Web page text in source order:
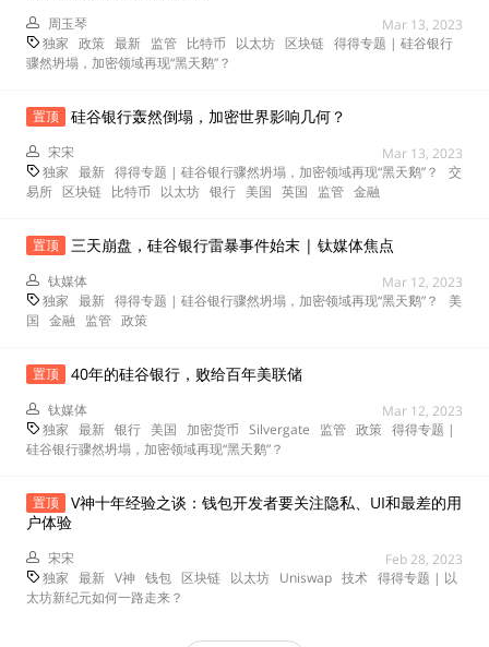
周玉琴
Mar 13, 2023
独家 政策 最新 监管 比特币 以太坊 区块链 得得专题 | 硅谷银行
骤然坍塌，加密领域再现“黑天鹅”？
置顶 硅谷银行轰然倒塌，加密世界影响几何？
宋宋
Mar 13, 2023
独家 最新 得得专题 | 硅谷银行骤然坍塌，加密领域再现“黑天鹅”？
交
易所 区块链 比特币 以太坊 银行 美国 英国 监管 金融
置顶 三天崩盘，硅谷银行雷暴事件始末 | 钛媒体焦点
钛媒体
Mar 12, 2023
独家 最新 得得专题 | 硅谷银行骤然坍塌，加密领域再现“黑天鹅”？
美
国 金融 监管 政策
置顶 40年的硅谷银行，败给百年美联储
钛媒体
Mar 12, 2023
独家 最新 银行 美国 加密货币 Silvergate 监管 政策 得得专题 |
硅谷银行骤然坍塌，加密领域再现“黑天鹅”？
置顶
V神十年经验之谈：钱包开发者要关注隐私、UI和最差的用
户体验
宋宋
Feb 28, 2023
独家 最新 V神 钱包 区块链 以太坊 Uniswap 技术 得得专题 | 以
太坊新纪元如何一路走来？